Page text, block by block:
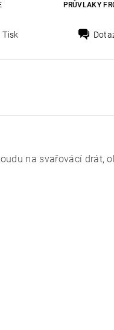
PRŮVLAKY
Tisk
na svařovácí drát,